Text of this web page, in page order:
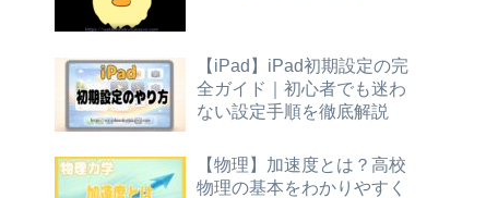
【iPad】iPad初期設定の完
全ガイド｜初心者でも迷わ
ない設定手順を徹底解説
【物理】加速度とは？高校
物理の基本をわかりやすく